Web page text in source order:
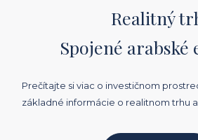
Realitný
Spojené
Prečítajte si viac o investičnom
základné informácie o realitnom trhu